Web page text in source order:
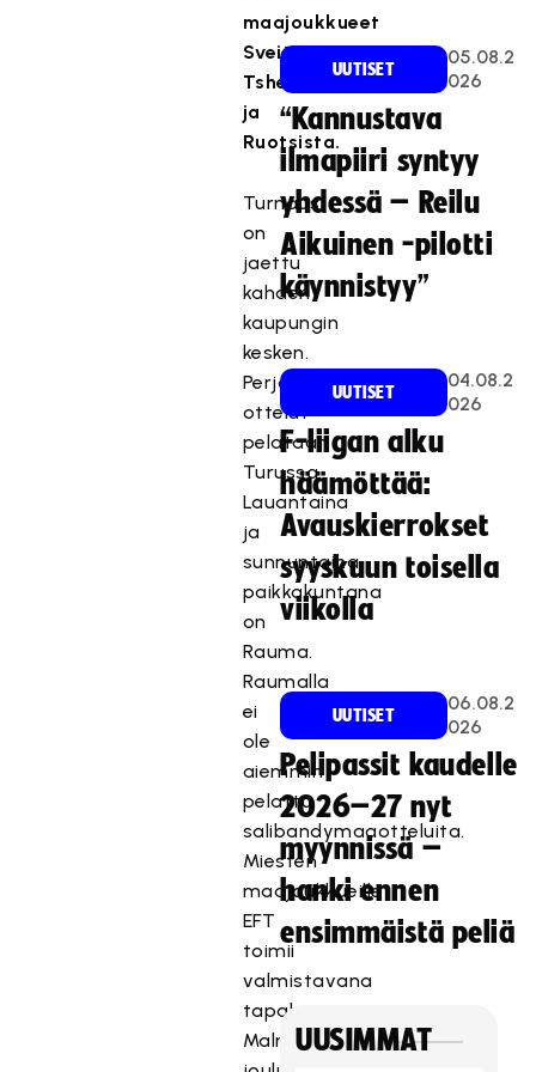
maajoukkueet
Sveitsistä,
Tshekistä
ja
Ruotsista.
Turnaus
on
jaettu
kahden
kaupungin
kesken.
Perjantain
ottelut
pelataan
Turussa.
Lauantaina
ja
sunnuntaina
paikkakuntana
on
Rauma.
Raumalla
ei
ole
aiemmin
pelattu
salibandymaaotteluita.
Miesten
maajoukkueille
EFT
toimii
valmistavana
tapahtumana
Malmössä
UUTISET
05.08.2
026
“Kannustava
ilmapiiri syntyy
yhdessä – Reilu
Aikuinen -pilotti
käynnistyy”
UUTISET
04.08.2
026
F-liigan alku
häämöttää:
Avauskierrokset
syyskuun toisella
viikolla
UUTISET
06.08.2
026
Pelipassit kaudelle
2026–27 nyt
myynnissä –
hanki ennen
ensimmäistä peliä
UUSIMMAT